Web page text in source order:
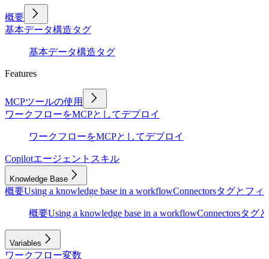
概要
基本データ構造タグ
基本データ構造タグ
Features
MCPツールの使用
ワークフローをMCPとしてデプロイ
ワークフローをMCPとしてデプロイ
Copilotエージェントスキル
Knowledge Base
概要Using a knowledge base in a workflowConnectorsタグとフィ
概要Using a knowledge base in a workflowConnectorsタグ
Variables
ワークフロー変数